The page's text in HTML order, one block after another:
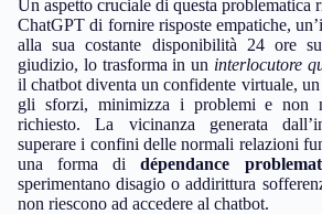
Un aspetto cruciale di questa problematica
ChatGPT di fornire risposte empatiche,
alla sua costante disponibilità 24 ore
giudizio, lo trasforma in un interlocutore
il chatbot diventa un confidente virtuale, un
gli sforzi, minimizza i problemi e non
richiesto. La vicinanza generata
superare i confini delle normali relazioni
una forma didépendance
sperimentano disagio o addirittura
non riescono ad accedere al chatbot.